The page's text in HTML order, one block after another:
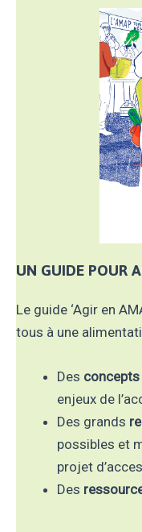
UN GUIDEPOUR
Le guide ‘Agir en
tous à une
Des
enjeux de
Des grands
possibles et
projet
Des